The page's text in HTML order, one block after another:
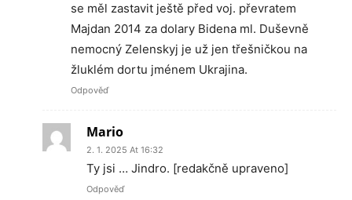
se měl zastavit ještě před voj. převratem
Majdan 2014 za dolary Bidena ml. Duševně
nemocný Zelenskyj je už jen třešničkou na
žluklém dortu jménem Ukrajina.
Odpověď
Mario
2. 1. 2025 At 16:32
Ty jsi … Jindro. [redakčně upraveno]
Odpověď